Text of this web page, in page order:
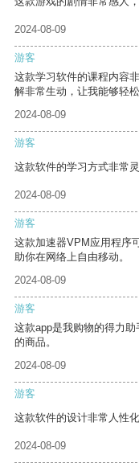
2024-08-09
游客
这款学习软件的课程内容
解非常生动，让我能够轻松
2024-08-09
游客
这款软件的学习方式非常
2024-08-09
游客
这款加速器VPM应用程序
助你在网络上自由移动。
2024-08-09
游客
这款app是我购物的得力
的商品。
2024-08-09
游客
这款软件的设计非常人性
2024-08-09